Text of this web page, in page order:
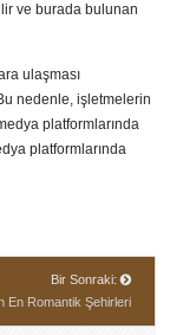
ve burada bulunan
ulaşması
nedenle, işletmelerin
platformlarında
platformlarında
Bir Sonraki:
En Romantik Şehirleri